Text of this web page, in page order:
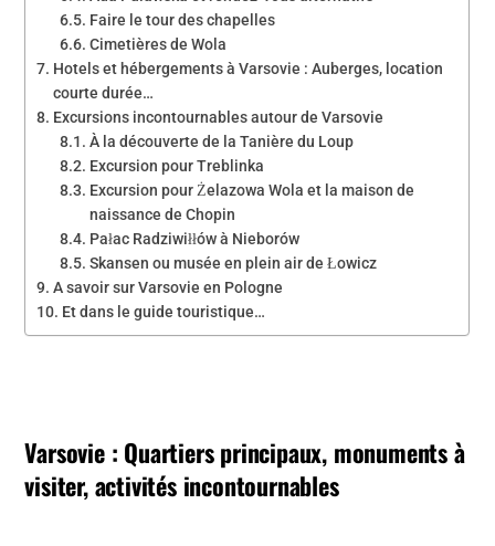
Faire le tour des chapelles
Cimetières de Wola
Hotels et hébergements à Varsovie : Auberges, location
courte durée…
Excursions incontournables autour de Varsovie
À la découverte de la Tanière du Loup
Excursion pour Treblinka
Excursion pour Żelazowa Wola et la maison de
naissance de Chopin
Pałac Radziwiłłów à Nieborów
Skansen ou musée en plein air de Łowicz
A savoir sur Varsovie en Pologne
Et dans le guide touristique…
Varsovie : Quartiers principaux, monuments à
visiter, activités incontournables